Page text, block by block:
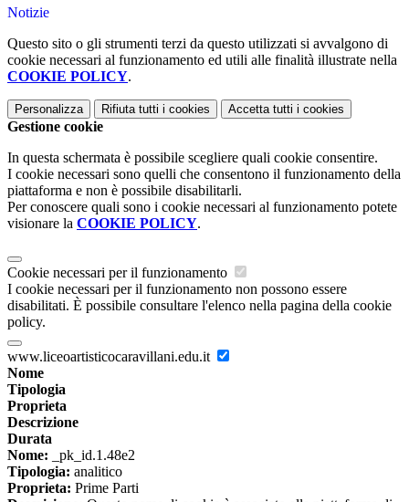
Notizie
Questo sito o gli strumenti terzi da questo utilizzati si avvalgono di
cookie necessari al funzionamento ed utili alle finalità illustrate nella
COOKIE POLICY.
Personalizza Rifiuta tutti i cookies Accetta tutti i cookies
Gestione cookie
In questa schermata è possibile scegliere quali cookie consentire.
I cookie necessari sono quelli che consentono il funzionamento della
piattaforma e non è possibile disabilitarli.
Per conoscere quali sono i cookie necessari al funzionamento potete
visionare la COOKIE POLICY.
Cookie necessari per il funzionamento
I cookie necessari per il funzionamento non possono essere
disabilitati. È possibile consultare l'elenco nella pagina della cookie
policy.
www.liceoartisticocaravillani.edu.it
Nome
Tipologia
Proprieta
Descrizione
Durata
Nome: _pk_id.1.48e2
Tipologia: analitico
Proprieta: Prime Parti